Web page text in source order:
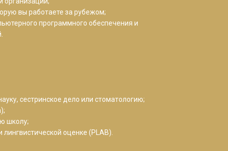
вы работаете за рубежом;
программного обеспечения и
сестринское дело или стоматологию;
школу;
оценке (PLAB).